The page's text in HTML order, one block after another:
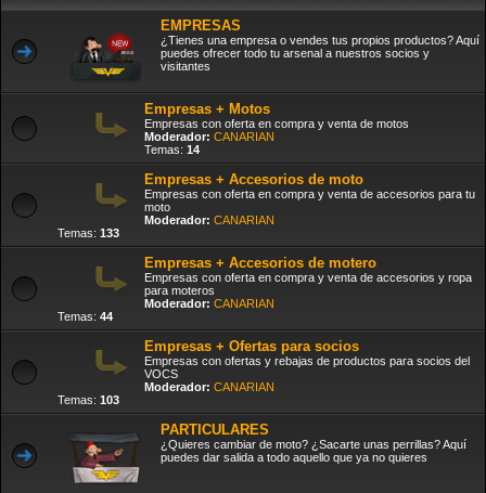
EMPRESAS
¿Tienes una empresa o vendes tus propios productos? Aquí
puedes ofrecer todo tu arsenal a nuestros socios y
visitantes
Empresas + Motos
Empresas con oferta en compra y venta de motos
Moderador: CANARIAN
Temas: 14
Empresas + Accesorios de moto
Empresas con oferta en compra y venta de accesorios para tu
moto
Moderador: CANARIAN
Temas: 133
Empresas + Accesorios de motero
Empresas con oferta en compra y venta de accesorios y ropa
para moteros
Moderador: CANARIAN
Temas: 44
Empresas + Ofertas para socios
Empresas con ofertas y rebajas de productos para socios del
VOCS
Moderador: CANARIAN
Temas: 103
PARTICULARES
¿Quieres cambiar de moto? ¿Sacarte unas perrillas? Aquí
puedes dar salida a todo aquello que ya no quieres